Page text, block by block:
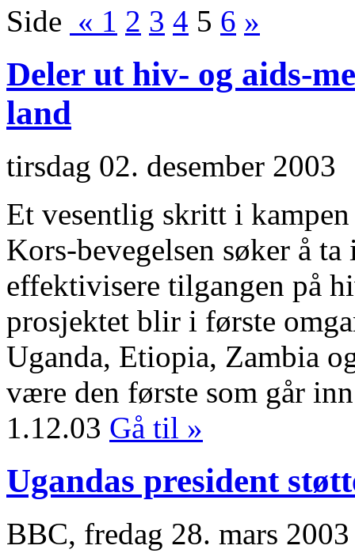
Side « 1 2 3 4 5 6 »
Deler ut hiv- og aids-
land
tirsdag 02. desember 2003
Et vesentlig skritt i
Kors-bevegelsen søker å
effektivisere tilgangen på
prosjektet blir i første
Uganda, Etiopia, Zambia
være den første som går
1.12.03 Gå til »
Ugandas president
BBC, fredag 28. mars 2003